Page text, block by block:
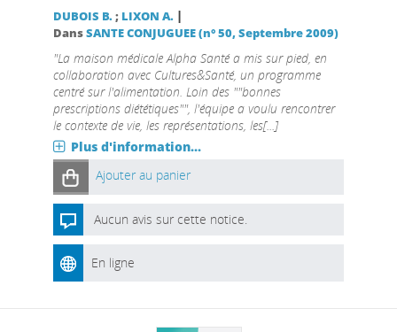
DUBOIS B.; LIXON A. |
DansSANTE CONJUGUEE (n° 50, Septembre 2009)
"La maison médicale Alpha Santé a mis sur pied, en
collaboration avec Cultures&Santé, un programme
centré sur l'alimentation. Loin des ""bonnes
prescriptions diététiques"", l'équipe a voulu rencontrer
le contexte de vie, les représentations, les[...]
Plus d'information...
Ajouter au panier
Aucun avis sur cette notice.
En ligne